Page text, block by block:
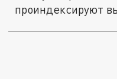
проиндексируют